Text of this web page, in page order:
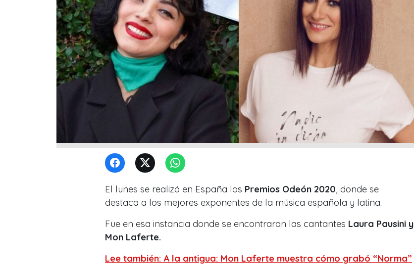
El lunes se realizó en España los Premios Odeón 2020 , donde se
destaca a los mejores exponentes de la música española y latina.
Fue en esa instancia donde se encontraron las cantantes Laura Pausini y
Mon Laferte.
Lee también: A la antigua: Mon Laferte muestra cómo grabó “Norma”